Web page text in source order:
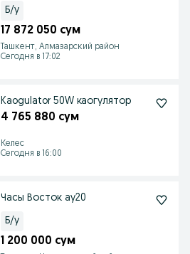
Б/у
17 872 050 сум
Ташкент, Алмазарский район
Сегодня в 17:02
Kaogulator 50W каогулятор
4 765 880 сум
Келес
Сегодня в 16:00
Часы Восток ау20
Б/у
1 200 000 сум